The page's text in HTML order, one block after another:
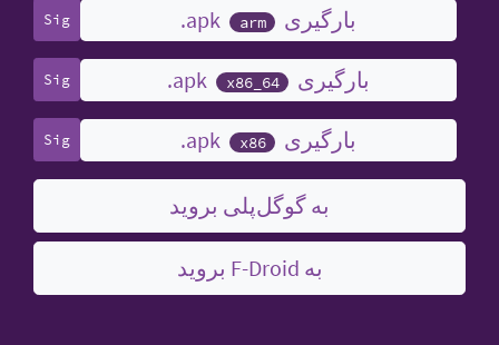
بارگیری ‎.apk arm
Sig
بارگیری ‎.apk x86_64
Sig
بارگیری ‎.apk x86
Sig
به گوگل‌پلی بروید
به F-Droid بروید